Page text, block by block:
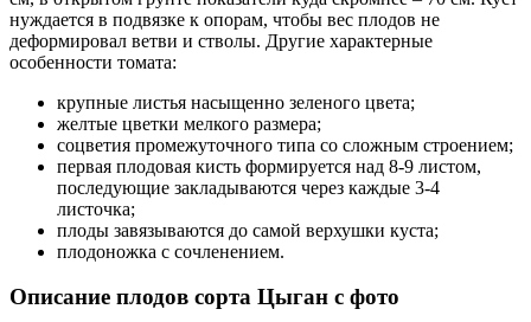
нуждается в подвязке к опорам, чтобы вес плодов не
деформировал ветви и стволы. Другие характерные
особенности томата:
крупные листья насыщенно зеленого цвета;
желтые цветки мелкого размера;
соцветия промежуточного типа со сложным строением;
первая плодовая кисть формируется над 8-9 листом,
последующие закладываются через каждые 3-4
листочка;
плоды завязываются до самой верхушки куста;
плодоножка с сочленением.
Описание плодов сорта Цыган с фото